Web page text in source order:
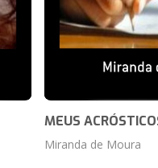
MEUS
Miranda de Moura